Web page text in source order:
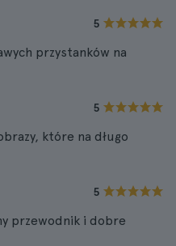
5
przystanków na
5
które na długo
5
przewodnik i dobre